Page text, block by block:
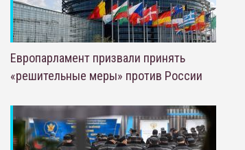
Европарламент призвали принять
«решительные меры» против России